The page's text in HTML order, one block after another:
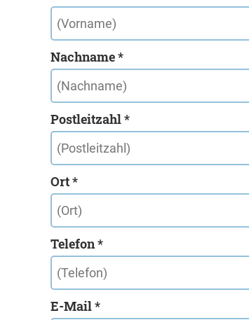
Nachname *
Postleitzahl *
Ort *
Telefon *
E-Mail *